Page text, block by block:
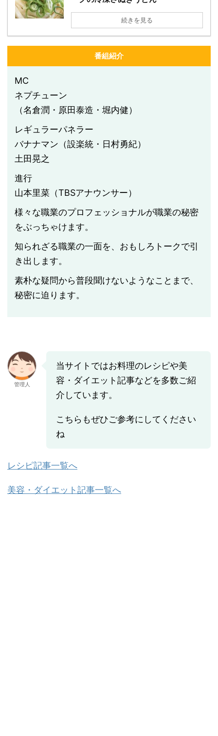
続きを見る
番組紹介
MC
ネプチューン
（名倉潤・原田泰造・堀内健）
レギュラーパネラー
バナナマン（設楽統・日村勇紀）
土田晃之
進行
山本里菜（TBSアナウンサー）
様々な職業のプロフェッショナルが職業の秘密
をぶっちゃけます。
知られざる職業の一面を、おもしろトークで引
き出します。
素朴な疑問から普段聞けないようなことまで、
秘密に迫ります。
管理人
当サイトではお料理のレシピや美
容・ダイエット記事などを多数ご紹
介しています。
こちらもぜひご参考にしてください
ね
レシピ記事一覧へ
美容・ダイエット記事一覧へ